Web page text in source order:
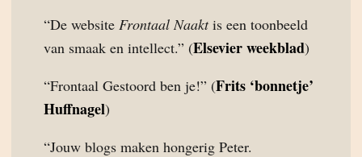
“De website Frontaal Naaktis een toonbeeld
van smaak en intellect.” (Elsevier weekblad)
“Frontaal Gestoord ben je!” (Frits ‘bonnetje’
Huffnagel)
“Jouw blogs maken hongerig Peter.